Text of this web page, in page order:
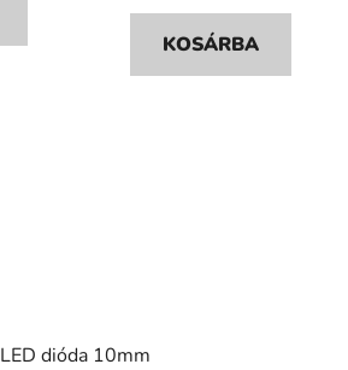
5,0
KOSÁRBA
LED dióda 10mm